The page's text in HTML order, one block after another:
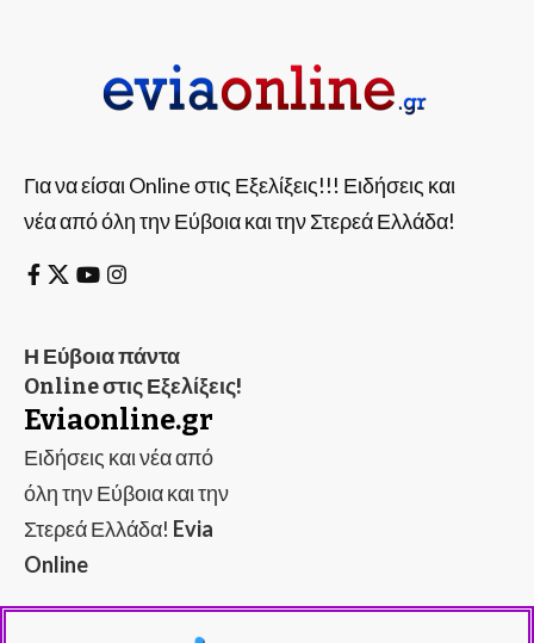
Για να είσαι Online στις Εξελίξεις!!! Ειδήσεις και
νέα από όλη την Εύβοια και την Στερεά Ελλάδα!
Η Εύβοια πάντα
Online στις Εξελίξεις!
Eviaonline.gr
Ειδήσεις και νέα από
όλη την Εύβοια και την
Στερεά Ελλάδα! Evia
Online